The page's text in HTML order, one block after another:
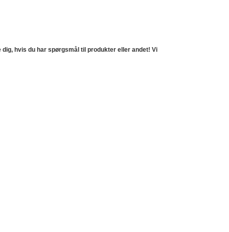
hvis du har spørgsmål til produkter eller andet! Vi